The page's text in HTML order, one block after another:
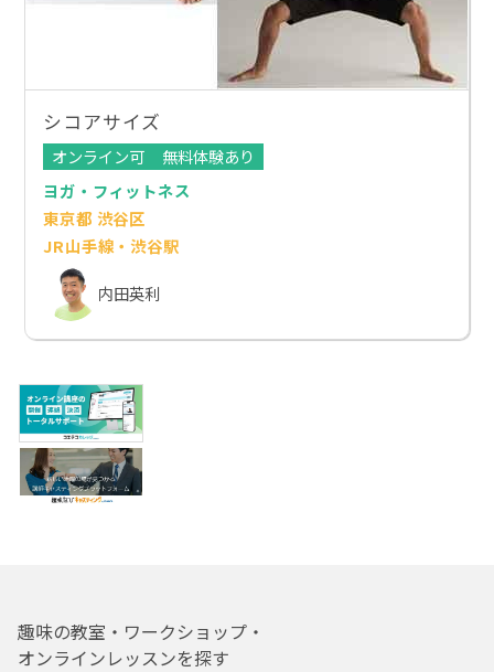
シコアサイズ
オンライン可
無料体験あり
ヨガ・フィットネス
東京都 渋谷区
JR山手線・渋谷駅
内田英利
趣味の教室・ワークショップ・
オンラインレッスンを探す